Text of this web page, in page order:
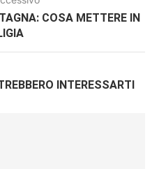
COSA METTERE IN
INTERESSARTI